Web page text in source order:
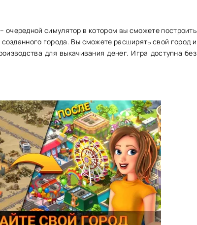
очередной симулятор в котором вы сможете построить
города. Вы сможете расширять свой город и
для выкачивания денег. Игра доступна без